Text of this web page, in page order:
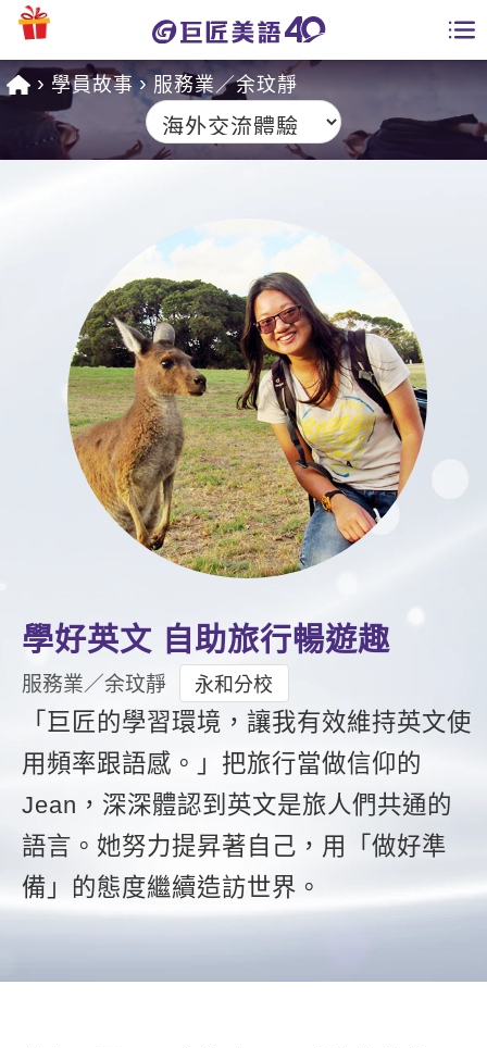
課程總覽
英文課程總表
英文會話
商用英文
英文檢定
TOEIC 多益課程
IELTS 雅思課程
GEPT 全民英檢課程
能力養成
自然發音
英文聽力養成
開口溜英文
旅遊英文
基礎字彙
情境閱讀
英文文法技巧
英文寫作
Cengage TED Talks
特色課程
英語俱樂部
ECAM
Let's Talk
日語
韓語
西班牙語
外語即時通
兒童美語
更多
一對一家教
企業訓練
點讀筆教材
數位學習教材
免費資源
英文部落格
多益秒學堂
影音學英文
英文能力測驗
師資團隊
學習分享
學員故事
活動花絮
學員專區
Recruiting
學員故事 服務業／余玟靜
學好英文 自助旅行暢遊趣
服務業／余玟靜 永和分校
「巨匠的學習環境，讓我有效維持英文使
用頻率跟語感。」把旅行當做信仰的
Jean，深深體認到英文是旅人們共通的
語言。她努力提昇著自己，用「做好準
備」的態度繼續造訪世界。